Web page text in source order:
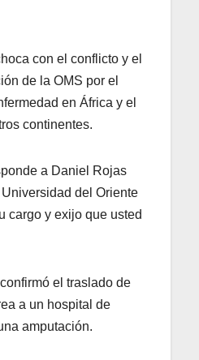
con el conflicto y el
de la OMS por el
en África y el
continentes.
a Daniel Rojas
del Oriente
cargo y exijo que usted
el traslado de
a un hospital de
amputación.